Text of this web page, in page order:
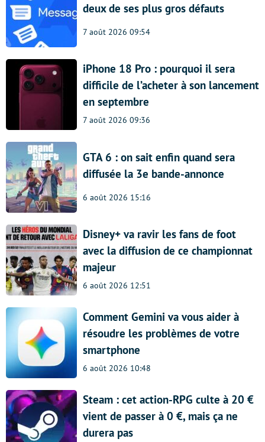
deux de ses plus gros défauts
7 août 2026 09:54
iPhone 18 Pro : pourquoi il sera
difficile de l’acheter à son lancement
en septembre
7 août 2026 09:36
GTA 6 : on sait enfin quand sera
diffusée la 3e bande-annonce
6 août 2026 15:16
Disney+ va ravir les fans de foot
avec la diffusion de ce championnat
majeur
6 août 2026 12:51
Comment Gemini va vous aider à
résoudre les problèmes de votre
smartphone
6 août 2026 10:48
Steam : cet action-RPG culte à 20 €
vient de passer à 0 €, mais ça ne
durera pas